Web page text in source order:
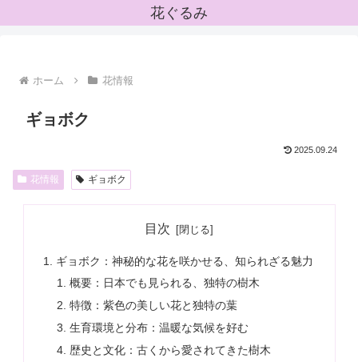
花ぐるみ
ホーム 花情報
ギョボク
2025.09.24
花情報 ギョボク
目次
ギョボク：神秘的な花を咲かせる、知られざる魅力
概要：日本でも見られる、独特の樹木
特徴：紫色の美しい花と独特の葉
生育環境と分布：温暖な気候を好む
歴史と文化：古くから愛されてきた樹木